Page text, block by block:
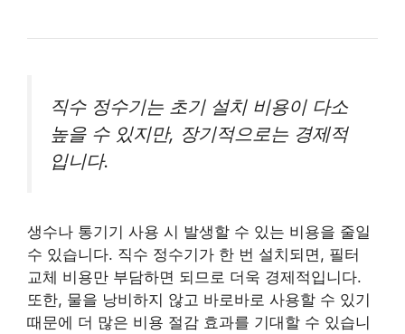
직수 정수기는 초기 설치 비용이 다소
높을 수 있지만, 장기적으로는 경제적
입니다.
생수나 통기기 사용 시 발생할 수 있는 비용을 줄일
수 있습니다. 직수 정수기가 한 번 설치되면, 필터
교체 비용만 부담하면 되므로 더욱 경제적입니다.
또한, 물을 낭비하지 않고 바로바로 사용할 수 있기
때문에 더 많은 비용 절감 효과를 기대할 수 있습니